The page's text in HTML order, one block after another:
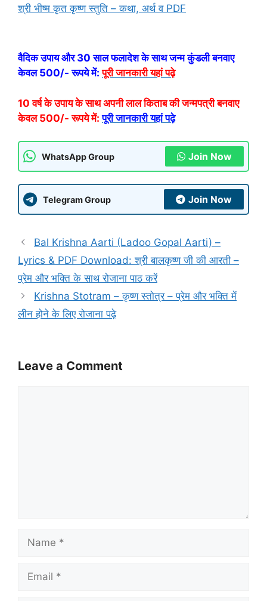
श्री भीष्म कृत कृष्ण स्तुति – कथा, अर्थ व PDF
वैदिक उपाय और 30 साल फलादेश के साथ जन्म कुंडली बनवाए
केवल 500/- रूपये में: पूरी जानकारी यहां पढ़े
10 वर्ष के उपाय के साथ अपनी लाल किताब की जन्मपत्री बनवाए
केवल 500/- रूपये में: पूरी जानकारी यहां पढ़े
WhatsApp Group Join Now
Telegram Group Join Now
Bal Krishna Aarti (Ladoo Gopal Aarti) –
Lyrics & PDF Download: श्री बालकृष्ण जी की आरती –
प्रेम और भक्ति के साथ रोजाना पाठ करें
Krishna Stotram – कृष्ण स्तोत्र – प्रेम और भक्ति में
लीन होने के लिए रोजाना पढ़े
Leave a Comment